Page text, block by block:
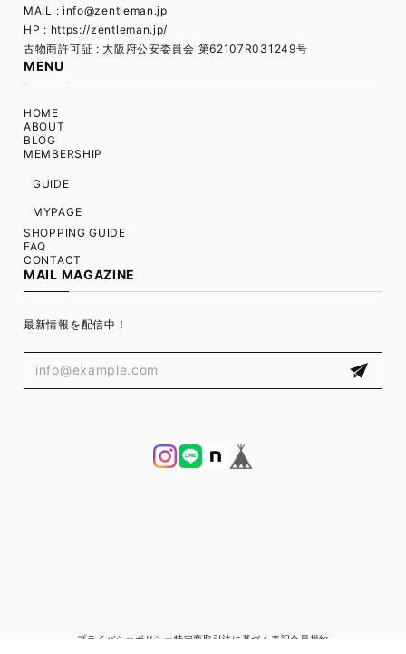
MAIL : info@zentleman.jp
HP : https://zentleman.jp/
古物商許可証 : 大阪府公安委員会 第62107R031249号
MENU
HOME
ABOUT
BLOG
MEMBERSHIP
GUIDE
MYPAGE
SHOPPING GUIDE
FAQ
CONTACT
MAIL MAGAZINE
最新情報を配信中！
プライバシーポリシー特定商取引法に基づく表記会員規約